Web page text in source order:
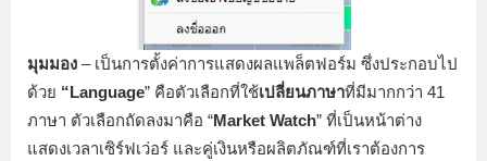
มุมมอง – เป็นการตั้งค่าการแสดงผลแพล็ตฟอร์ม ซึ่งประกอบไป
ด้วย “Language” คือตัวเลือกที่ใช้เปลี่ยนภาษาที่มีมากกว่า 41
ภาษา ตัวเลือกถัดลงมาคือ “Market Watch” ที่เป็นหน้าต่าง
แสดงเวลาเซิร์ฟเว่อร์ และคู่เงินหรือผลิตภัณฑ์ที่เราต้องการ